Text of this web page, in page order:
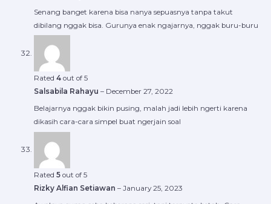
Senang banget karena bisa nanya sepuasnya tanpa takut
dibilang nggak bisa. Gurunya enak ngajarnya, nggak buru-buru
Rated 4out of 5
Salsabila Rahayu – December 27, 2022
Belajarnya nggak bikin pusing, malah jadi lebih ngerti karena
dikasih cara-cara simpel buat ngerjain soal
Rated 5out of 5
Rizky Alfian Setiawan – January 25, 2023